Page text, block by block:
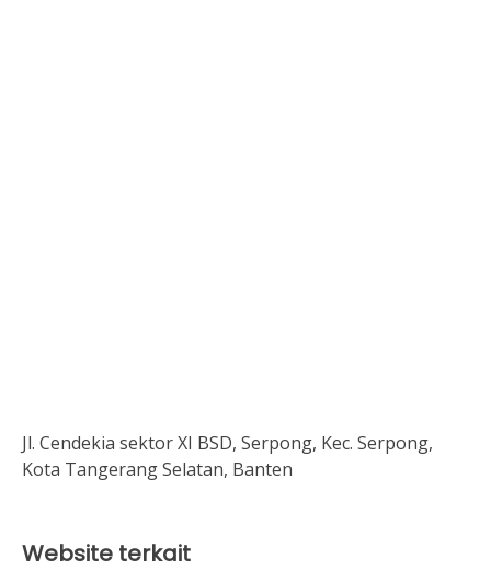
Jl. Cendekia sektor XI BSD, Serpong, Kec. Serpong,
Kota Tangerang Selatan, Banten
Website terkait